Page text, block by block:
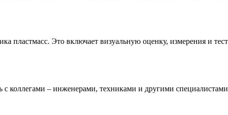
пластмасс. Это включает визуальную оценку, измерения и
коллегами – инженерами, техниками и другими